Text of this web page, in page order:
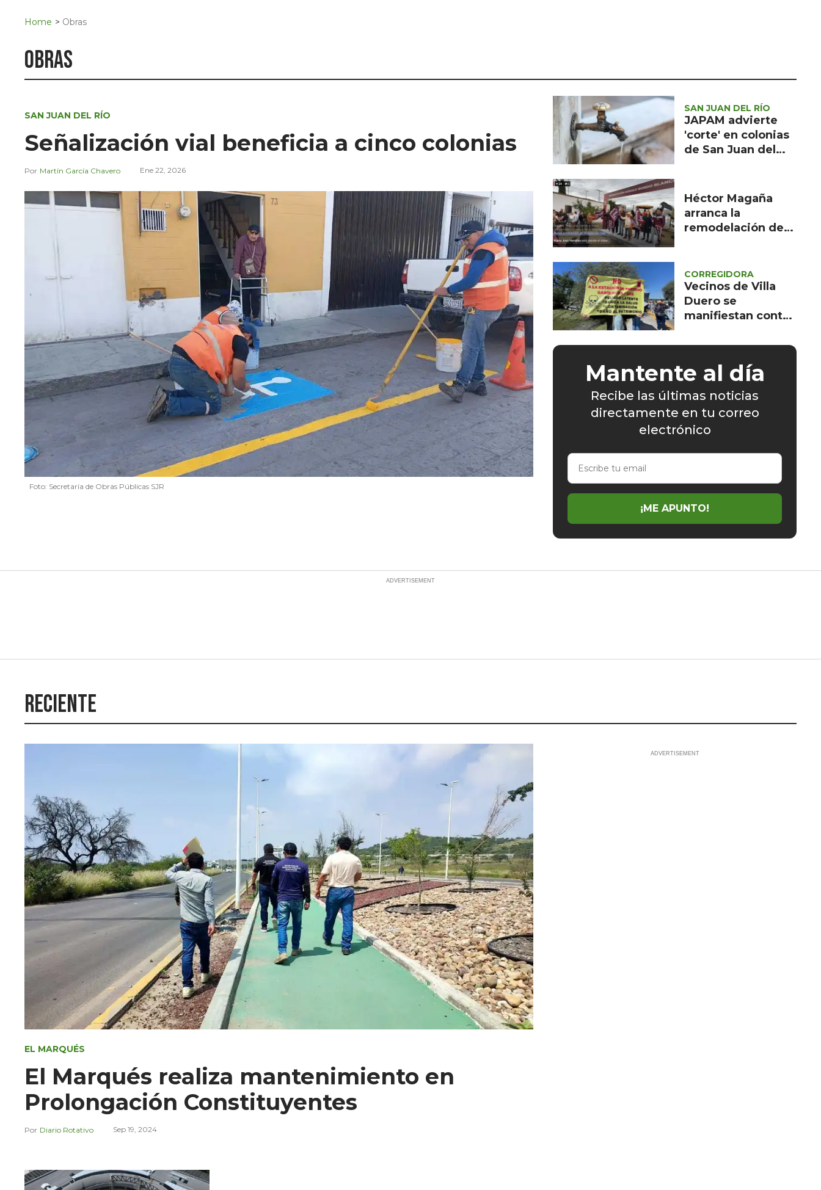
Asuntos Sociales
Estilo de vida
Opinión
Home > Obras
obras
Foto: Secretaría de Obras Públicas SJR
SAN JUAN DEL RÍO
Señalización vial beneficia a cinco colonias
Martín García Chavero Ene 22, 2026
SAN JUAN DEL RÍO
JAPAM advierte
'corte' en colonias
de San Juan del
Héctor Magaña
arranca la
remodelación del
desarrollo
comunitario
CORREGIDORA
Vecinos de Villa
Duero se
manifiestan contra
gasolinera sin
Mantente al día
Recibe las últimas noticias
directamente en tu correo
electrónico
Escribe
email
¡ME APUNTO!
Reciente
EL MARQUÉS
El Marqués realiza mantenimiento en
Prolongación Constituyentes
Diario Rotativo Sep 19, 2024